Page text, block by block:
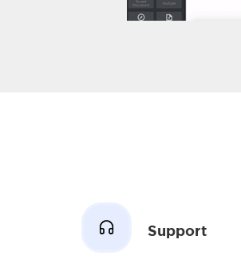
Support